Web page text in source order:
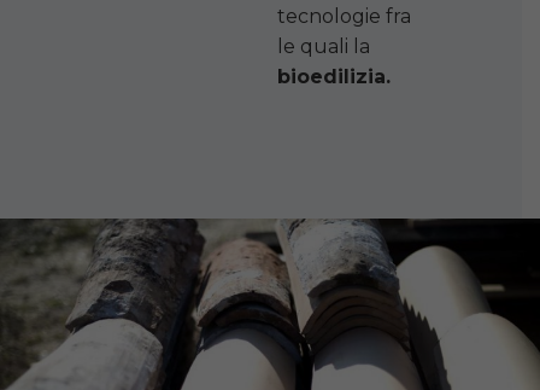
tecnologie fra
le quali la
bioedilizia.